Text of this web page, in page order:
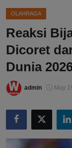
OLAHRAGA
Reaksi
Dicoret
Dunia
admin May